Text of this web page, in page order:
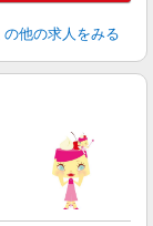
の他の求人をみる